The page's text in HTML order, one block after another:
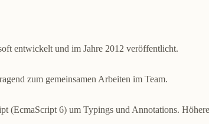
entwickelt und im Jahre 2012 veröffentlicht.
zum gemeinsamen Arbeiten im Team.
(EcmaScript 6) um Typings und Annotations.